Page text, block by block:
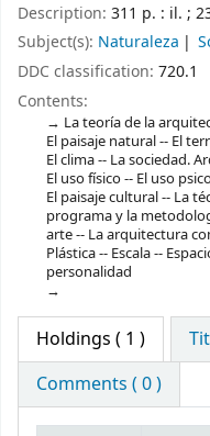
Description: 311 p. : il. ;
Subject(s): Naturaleza
DDC classification: 720.1
Contents:
La teoría de la
El paisaje natural -- El
El clima -- La sociedad.
El uso físico -- El uso
El paisaje cultural -- La
programa y la
arte -- La arquitectura
Plástica -- Escala --
personalidad
Holdings ( 1 )
Comments ( 0 )